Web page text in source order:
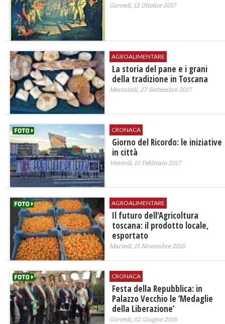
Giovedì, 12 Ottobre 2017
AGROALIMENTARE
La storia del pane e i grani
della tradizione in Toscana
Mercoledì, 27 Settembre 2017
CRONACA
Giorno del Ricordo: le iniziative
in città
Venerdì, 10 Febbraio 2017
AGROALIMENTARE
Il futuro dell'Agricoltura
toscana: il prodotto locale,
esportato
Martedì, 15 Novembre 2016
CRONACA
Festa della Repubblica: in
Palazzo Vecchio le ‘Medaglie
della Liberazione’
Giovedì, 02 Giugno 2016